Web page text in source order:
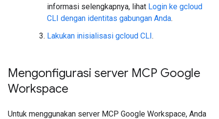
informasi selengkapnya, lihat Login ke gcloud
CLI dengan identitas gabungan Anda.
Lakukan inisialisasi gcloud CLI.
Mengonfigurasi server MCP Google
Workspace
Untuk menggunakan server MCP Google Workspace, Anda